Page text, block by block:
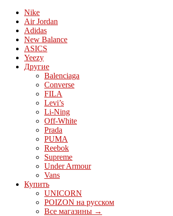
Nike
Air Jordan
Adidas
New Balance
ASICS
Yeezy
Другие
Balenciaga
Converse
FILA
Levi’s
Li-Ning
Off-White
Prada
PUMA
Reebok
Supreme
Under Armour
Vans
Купить
UNICORN
POIZON на русском
Все магазины →